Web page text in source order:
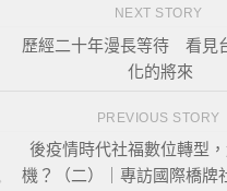
NEXT STORY
歷經二十年漫長等待 看見
化的將來
PREVIOUS STORY
後疫情時代社福數位轉型
機？（二）｜專訪國際橋牌